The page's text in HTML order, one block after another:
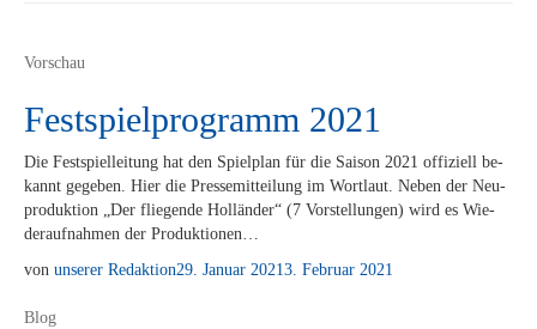
Vorschau
Festspielprogramm 2021
Die Fest­spiel­lei­tung hat den Spiel­plan für die Sai­son 2021 of­fi­zi­ell be­
kannt ge­ge­ben. Hier die Pres­se­mit­tei­lung im Wort­laut. Ne­ben der Neu­
pro­duk­ti­on „Der flie­gen­de Hol­län­der“ (7 Vor­stel­lun­gen) wird es Wie­
der­auf­nah­men der Produktionen…
von unserer Redaktion29. Januar 20213. Februar 2021
Blog